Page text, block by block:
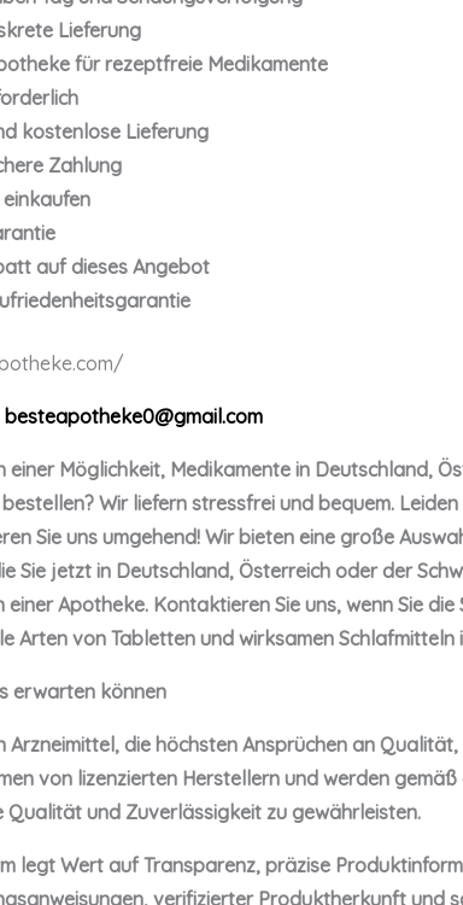
Lieferung
für rezeptfreie Medikamente
kostenlose Lieferung
Zahlung
auf dieses Angebot
besteapotheke0@gmail.com
einer Möglichkeit, Medikamente in Deutschland,
Wir liefern stressfrei und bequem.
Sie uns umgehend! Wir bieten eine große
Sie jetzt in Deutschland, Österreich oder der
Apotheke. Kontaktieren Sie uns, wenn Sie
Arten von Tabletten und wirksamen Schlafmitteln
erwarten können
Arzneimittel, die höchsten Ansprüchen an
von lizenzierten Herstellern und werden
Qualität und Zuverlässigkeit zu gewährleisten.
legt Wert auf Transparenz, präzise
verifizierter Produktherkunft und